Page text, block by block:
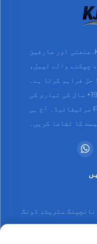
ڈونگ گوان Kjnmatech Co., Ltd. صنعتی اور صارفین
چپکنے والے لیبل،
حل فراہم کرتا ہے۔
ISO سرٹیفائیڈ معیار، 19+ سال کی تیاری کی
ماہرانہ صلاحیت، SGS اور FSC سرٹیفائیڈ۔ آج ہی
کا تقاضا کریں۔
نونگ روڈ، نانچینگ سٹریٹ، ڈونگ